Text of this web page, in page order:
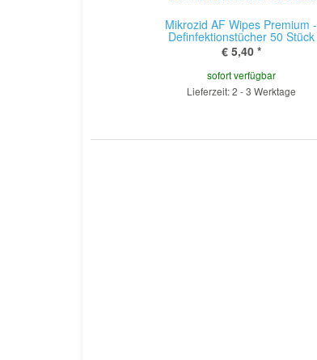
Mikrozid AF Wipes Premium -
Definfektionstücher 50 Stück
€ 5,40 *
sofort verfügbar
Lieferzeit: 2 - 3 Werktage